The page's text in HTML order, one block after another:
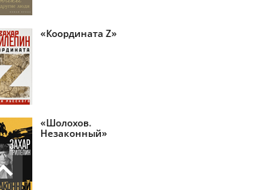
«Координата Z»
«Шолохов.
Незаконный»